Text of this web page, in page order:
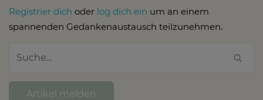
Registrier dich oder log dich ein um an einem
spannenden Gedankenaustausch teilzunehmen.
Artikel melden